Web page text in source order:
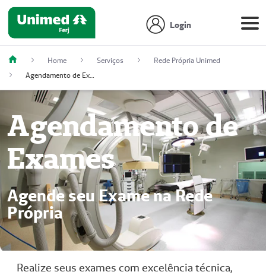
Login
Home Serviços
Rede Própria Unimed
Agendamento de
Exames
Agende seu Exame na Rede
Própria
Realize seus exames com excelência técnica,